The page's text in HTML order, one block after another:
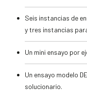
Seis instancias de
y tres instancias
Un mini ensayo por
Un ensayo modelo
solucionario.